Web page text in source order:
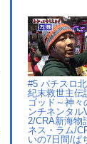
#5 パチスロ
紀末救世主伝
ゴッド～神々
ンチネンタ
2/CRA新海物
ネス・ラム/
いの7日間/ぱ